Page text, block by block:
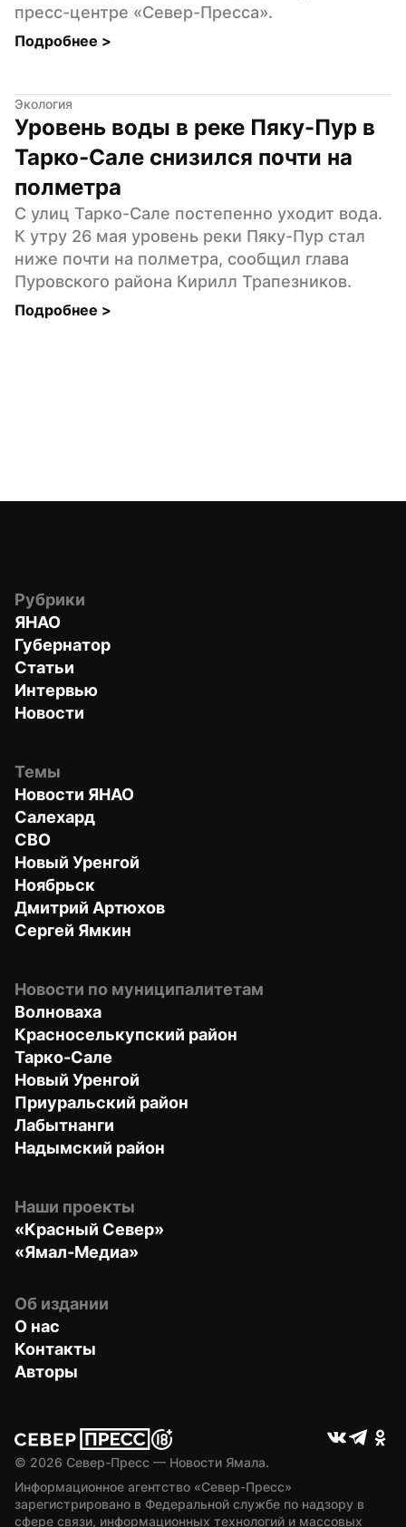
пресс-центре «Север-Пресса».
Подробнее >
Экология
Уровень воды в реке Пяку-Пур в
Тарко-Сале снизился почти на
полметра
С улиц Тарко-Сале постепенно уходит вода.
К утру 26 мая уровень реки Пяку-Пур стал
ниже почти на полметра, сообщил глава
Пуровского района Кирилл Трапезников.
Подробнее >
Рубрики
ЯНАО
Губернатор
Статьи
Интервью
Новости
Темы
Новости ЯНАО
Салехард
СВО
Новый Уренгой
Ноябрьск
Дмитрий Артюхов
Сергей Ямкин
Новости по муниципалитетам
Волноваха
Красноселькупский район
Тарко-Сале
Новый Уренгой
Приуральский район
Лабытнанги
Надымский район
Наши проекты
«Красный Север»
«Ямал-Медиа»
Об издании
О нас
Контакты
Авторы
© 2026 Север-Пресс — Новости Ямала.
Информационное агентство «Север-Пресс»
зарегистрировано в Федеральной службе по надзору в
сфере связи, информационных технологий и массовых